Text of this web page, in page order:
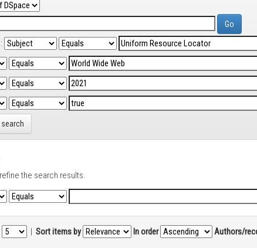
the search results.
| Sort items by In order Authors/